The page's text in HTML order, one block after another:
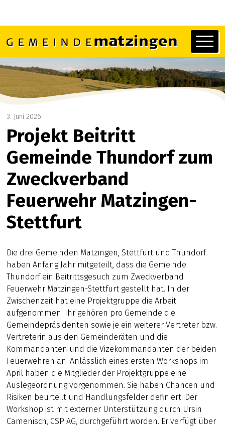
Projekt Beitritt
Gemeinde Thundorf zum
Zweckverband
Feuerwehr Matzingen-
Stettfurt
3. Juni 2026
Die drei Gemeinden Matzingen, Stettfurt und Thundorf
haben Anfang Jahr mitgeteilt, dass die Gemeinde
Thundorf ein Beitrittsgesuch zum Zweckverband
Feuerwehr Matzingen-Stettfurt gestellt hat. In der
Zwischenzeit hat eine Projektgruppe die Arbeit
aufgenommen. Ihr gehören pro Gemeinde die
Gemeindepräsidenten sowie je ein weiterer Vertreter bzw.
Vertreterin aus den Gemeinderäten und die
Kommandanten und die Vizekommandanten der beiden
Feuerwehren an. Anlässlich eines ersten Workshops im
April haben die Mitglieder der Projektgruppe eine
Auslegeordnung vorgenommen. Sie haben Chancen und
Risiken beurteilt und Handlungsfelder definiert. Der
Workshop ist mit externer Unterstützung durch Ursin
Camenisch, CSP AG, durchgeführt worden. Er verfügt über